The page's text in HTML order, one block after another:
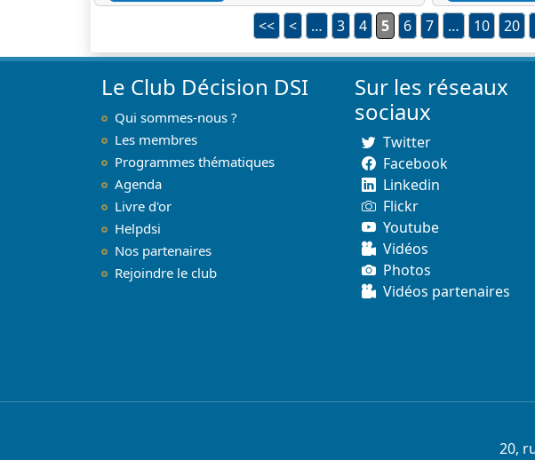
<<
< … 3 4 5 6 7 … 10 20
Le Club Décision DSI
Qui sommes-nous ?
Les membres
Programmes thématiques
Agenda
Livre d'or
Helpdsi
Nos partenaires
Rejoindre le club
Sur les réseaux
sociaux
Twitter
Facebook
Linkedin
Flickr
Youtube
Vidéos
Photos
Vidéos partenaires
20,